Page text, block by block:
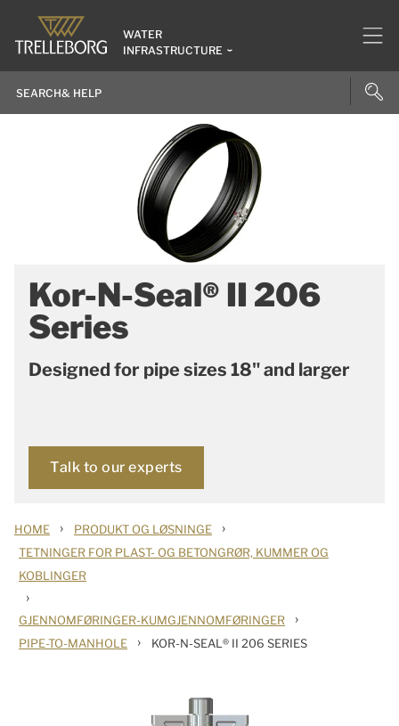
WATER
INFRASTRUCTURE
Kor-N-Seal® II 206
Series
Designed for pipe sizes 18" and larger
Talk to our experts
HOME › PRODUKT OG LØSNINGE ›
TETNINGER FOR PLAST- OG BETONGRØR, KUMMER OG
KOBLINGER
›
GJENNOMFØRINGER-KUMGJENNOMFØRINGER ›
PIPE-TO-MANHOLE › KOR-N-SEAL® II 206 SERIES